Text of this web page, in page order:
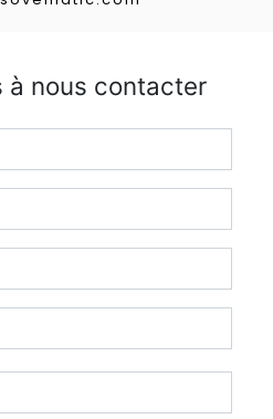
à nous contacter